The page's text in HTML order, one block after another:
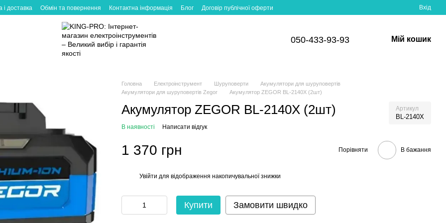
і доставка Обмін та повернення Контактна інформація Блог Договір публічної оферти Вхід
050-433-93-93 Мій кошик
Головна Електроінструмент Шуруповерти
Акумулятори для шуруповертів
Акумулятори для шуруповертів Zegor
Акумулятор ZEGOR BL-2140X (2шт)
Акумулятор ZEGOR BL-2140X (2шт) Артикул
BL-2140X
В наявності Написати відгук
1 370 грн Порівняти В бажання
Увійти для відображення накопичувальної знижки
Купити Замовити швидко